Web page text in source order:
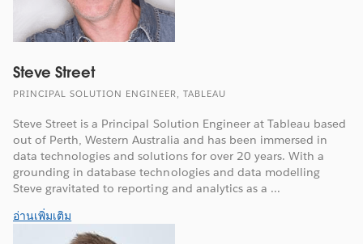
Steve Street
PRINCIPAL SOLUTION ENGINEER, TABLEAU
Steve Street is a Principal Solution Engineer at Tableau based
out of Perth, Western Australia and has been immersed in
data technologies and solutions for over 20 years. With a
grounding in database technologies and data modelling
Steve gravitated to reporting and analytics as a ...
อ่านเพิ่มเติม